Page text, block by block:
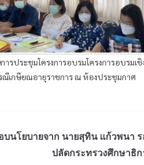
รประชุมโครงการอบรมโครงการอบรมเชิ
ณีเกษียณอายุราชการ ณ ห้องประชุมกาศ
นโยบายจาก นายสุทิน แก้วพนา ร
ปลัดกระทรวงศึกษาธิก